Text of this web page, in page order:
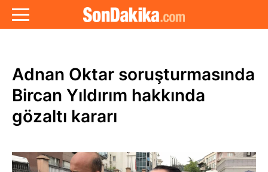
Adnan Oktar soruşturmasında
Bircan Yıldırım hakkında
gözaltı kararı